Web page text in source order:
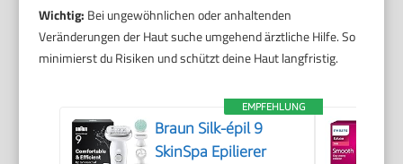
Wichtig: Bei ungewöhnlichen oder anhaltenden
Veränderungen der Haut suche umgehend ärztliche Hilfe. So
minimierst du Risiken und schützt deine Haut langfristig.
EMPFEHLUNG
Braun Silk-épil 9
SkinSpa Epilierer